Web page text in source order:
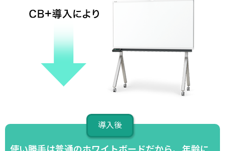
導入後
使い勝手は普通のホワイトボードだから、年齢に